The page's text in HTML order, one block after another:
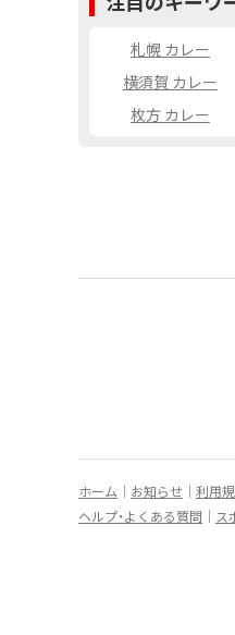
札幌 カレー
横須賀 カレー
枚方 カレー
ホーム お知らせ 利用
ヘルプ・よくある質問
ス